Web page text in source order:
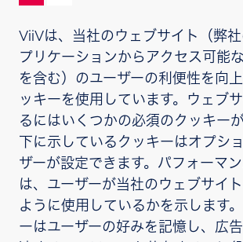
「ボカブリア」、「リカムビス
」
ト」「ジャルカ」、「トリーメク
イ」、「エプジコム」、「エピビル
ルスケア、そのライセンサー、提携
録商標です。
ヴィーブヘルスケア株式会社
住所：東京都港区赤坂1-8-1
プライバシー通知
ご利用条件
ViiVは、当社のウェブサイト（弊
プリケーションからアクセス可能
を含む）のユーザーの利便性を向
ッキーを使用しています。ウェブ
るにはいくつかの必須のクッキー
下に示しているクッキーはオプシ
ザーが設定できます。パフォーマ
は、ユーザーが当社のウェブサイ
ように使用しているかを示します
ーはユーザーの好みを記憶し、広